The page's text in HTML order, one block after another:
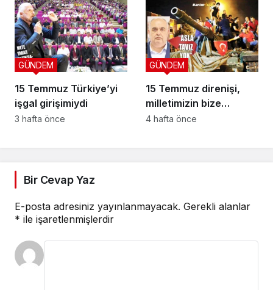
15 Temmuz Türkiye’yi
işgal girişimiydi
GÜNDEM
3 hafta önce
15 Temmuz direnişi,
milletimizin bize
yüklediği tarihi
GÜNDEM
4 hafta önce
Bir Cevap Yaz
E-posta adresiniz yayınlanmayacak. Gerekli alanlar
* ile işaretlenmişlerdir